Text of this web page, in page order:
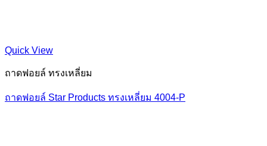
Quick View
ถาดฟอยล์ ทรงเหลี่ยม
ถาดฟอยล์ Star Products ทรงเหลี่ยม 4004-P